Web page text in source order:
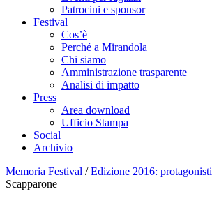
Patrocini e sponsor
Festival
Cos’è
Perché a Mirandola
Chi siamo
Amministrazione trasparente
Analisi di impatto
Press
Area download
Ufficio Stampa
Social
Archivio
Memoria Festival /Edizione 2016: protagonisti
Scapparone